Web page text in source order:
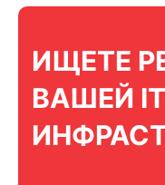
ИЩЕТЕ
ВАШЕЙ